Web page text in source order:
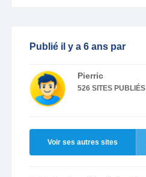
Publié il y a 6 ans par
Pierric
526 SITES PUBLIÉS
Voir ses autres sites